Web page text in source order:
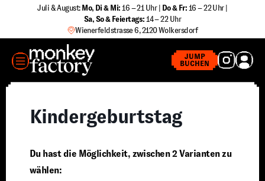
springen
Juli & August: Mo, Di & Mi: 16 – 21 Uhr | Do & Fr: 16 – 22 Uhr |
Sa, So & Feiertags: 14 – 22 Uhr
Wienerfeldstrasse 6, 2120 Wolkersdorf
JUMP
BUCHEN
MENÜ
Kindergeburtstag
Du hast die Möglichkeit, zwischen 2 Varianten zu
wählen: